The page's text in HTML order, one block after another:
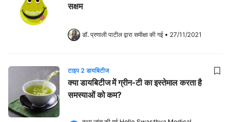
सक्षम
डॉ. प्रणाली पाटील द्वारा समीक्षा की गई • 27/11/2021
टाइप 2 डायबिटीज
क्या डायबिटीज में ग्रीन-टी का इस्तेमाल करता है
समस्याओं को कम?